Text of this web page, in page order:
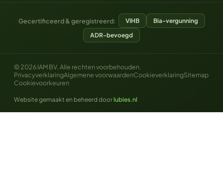
Gecertificeerd & geregistreerd: VIHB
Bia-vergunning
ADR-bevoegd
© 2026 IAM BV. Alle rechten voorbehouden.
PrivacyverklaringAlgemene voorwaardenCookieverklaringSitemap
Cookievoorkeuren
Website gemaakt en beheerd doorlubies.nl